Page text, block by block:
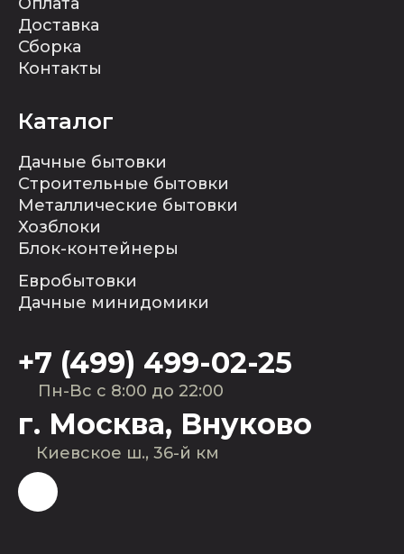
Доставка
Сборка
Контакты
Каталог
Дачные бытовки
Строительные бытовки
Металлические бытовки
Хозблоки
Блок-контейнеры
Евробытовки
Дачные минидомики
+7 (499) 499-02-25
Пн-Вс с 8:00 до 22:00
г. Москва, Внуково
Киевское ш., 36-й км